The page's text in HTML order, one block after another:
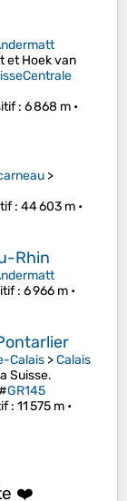
et Hoek van
: 6 868 m •
>
: 44 603 m •
Rhin
: 6 966 m •
Calais >Calais
Suisse.
GR145
: 11 575 m •
❤️